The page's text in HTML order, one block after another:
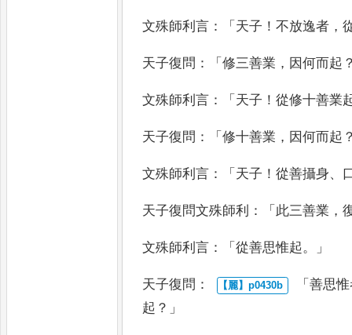
文殊師利言 ：「 天子 ！不放逸者 ，
天子復問 ：「修三善業 ， 因何而起
文殊師利言 ： 「 天子 ！從修十善業
天子復問 ：「修十善業 ， 因何而起
文殊師利言 ：「 天子 ！從善攝身、
天子復問文殊師利 ：「 此三善業 ，
文殊師利言 ：「從善思惟起。」
天子復問 ： 「善思
起 ？」